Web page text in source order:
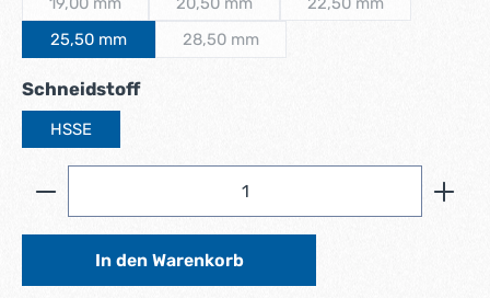
(Diese Option ist zurzeit nicht verfügbar.)(Diese Option ist zurzeit nicht verfügbar.)
25,50 mm 28,50 mm
Schneidstoffauswählen
HSSE
Produkt Anzahl: Gib den gewünschten Wert ein
In den Warenkorb